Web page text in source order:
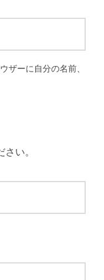
ザーに自分の名前、
い。